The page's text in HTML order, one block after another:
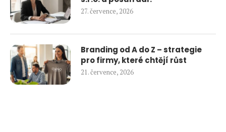
27. července, 2026
Branding od A do Z – strategie
pro firmy, které chtějí růst
21. července, 2026